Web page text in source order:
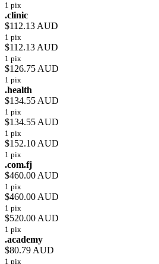
1 рік
.clinic
$112.13 AUD
1 рік
$112.13 AUD
1 рік
$126.75 AUD
1 рік
.health
$134.55 AUD
1 рік
$134.55 AUD
1 рік
$152.10 AUD
1 рік
.com.fj
$460.00 AUD
1 рік
$460.00 AUD
1 рік
$520.00 AUD
1 рік
.academy
$80.79 AUD
1 рік